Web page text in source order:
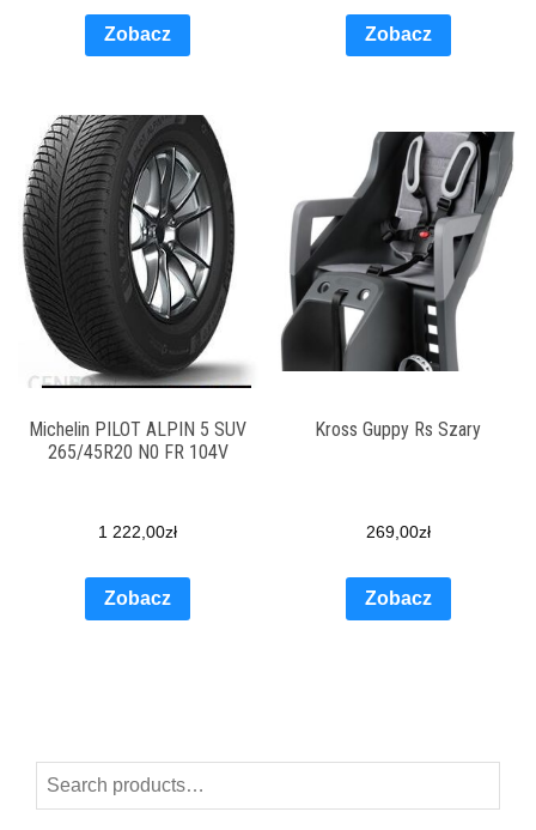
Zobacz Zobacz
Michelin PILOT ALPIN 5 SUV
265/45R20 N0 FR 104V
1 222,00zł
Zobacz
Kross Guppy Rs Szary
269,00zł
Zobacz
Search
for: